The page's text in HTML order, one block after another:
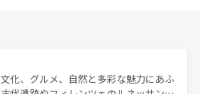
化、グルメ、自然と多彩な魅力にあふ